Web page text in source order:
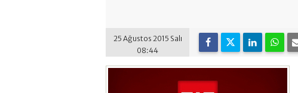
25 Ağustos 2015 Salı
08:44